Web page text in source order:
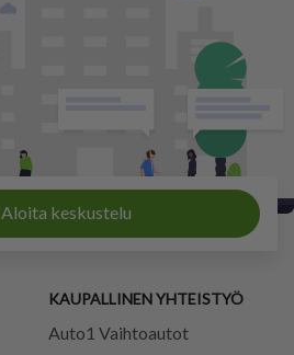
Aloita keskustelu
KAUPALLINEN YHTEISTYÖ
Auto1 Vaihtoautot